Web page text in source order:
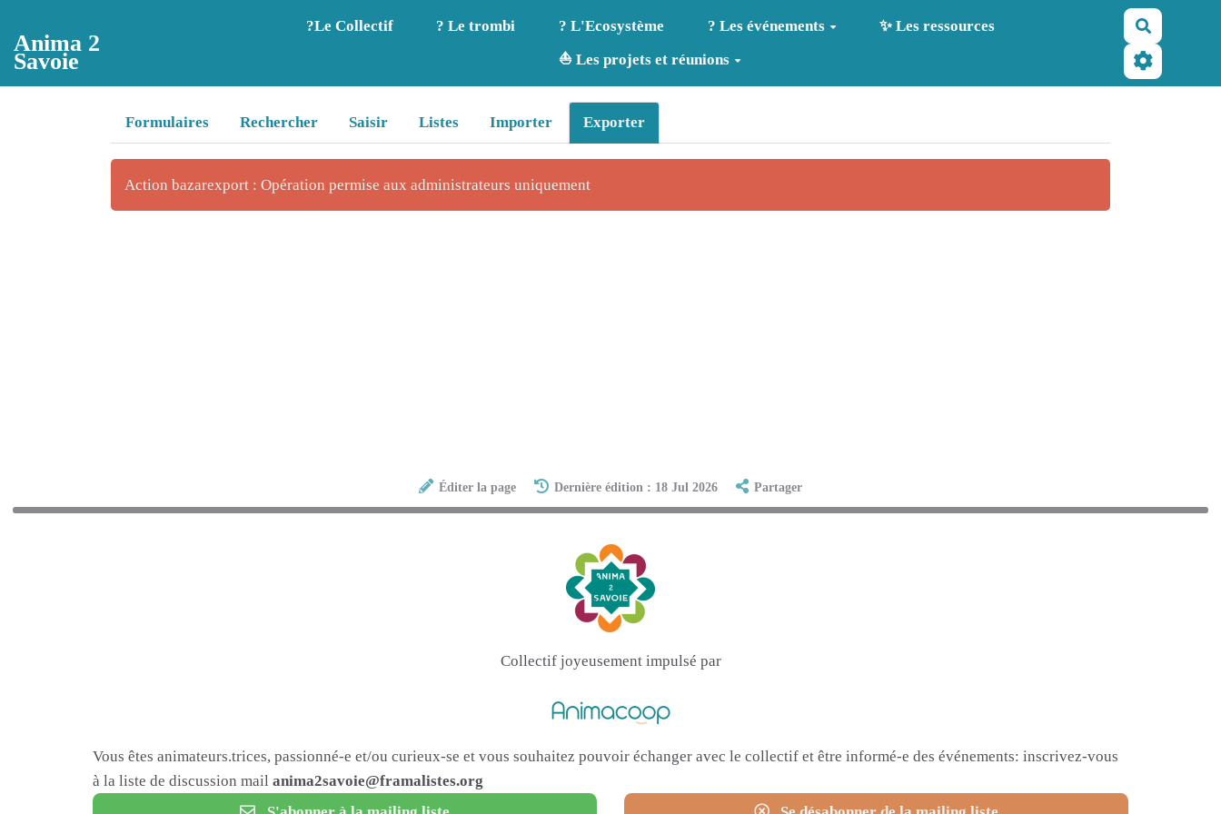
Anima 2
Savoie
?️Le Collectif ? Le trombi ? L'Ecosystème ? Les événements
✨ Les ressources
⛵ Les projets et réunions
Formulaires Rechercher Saisir Listes Importer Exporter
Action bazarexport : Opération permise aux administrateurs uniquement
Éditer la page Dernière édition : 18 Jul 2026 Partager
Collectif joyeusement impulsé par
Vous êtes animateurs.trices, passionné-e et/ou curieux-se et vous souhaitez pouvoir échanger avec le collectif et être informé-e des événements: inscrivez-vous
à la liste de discussion mail anima2savoie@framalistes.org